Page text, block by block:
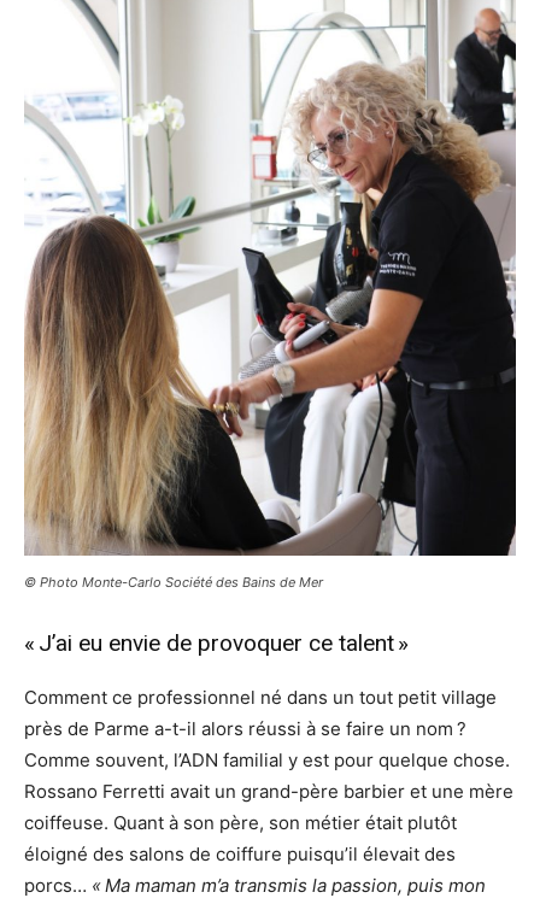
© Photo Monte-Carlo Société des Bains de Mer
« J’ai eu envie de provoquer ce talent »
Comment ce professionnel né dans un tout petit village
près de Parme a-t-il alors réussi à se faire un nom ?
Comme souvent, l’ADN familial y est pour quelque chose.
Rossano Ferretti avait un grand-père barbier et une mère
coiffeuse. Quant à son père, son métier était plutôt
éloigné des salons de coiffure puisqu’il élevait des
porcs… « Ma maman m’a transmis la passion, puis mon